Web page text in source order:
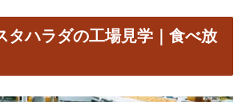
タハラダの工場見学｜食べ放